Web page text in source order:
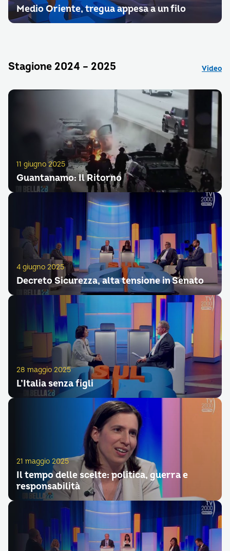
Medio Oriente, tregua appesa a un filo
Stagione 2024 – 2025 Video
11 giugno 2025
Guantanamo: Il Ritorno
4 giugno 2025
Decreto Sicurezza, alta tensione in Senato
28 maggio 2025
L’Italia senza figli
21 maggio 2025
Il tempo delle scelte: politica, guerra e
responsabilità